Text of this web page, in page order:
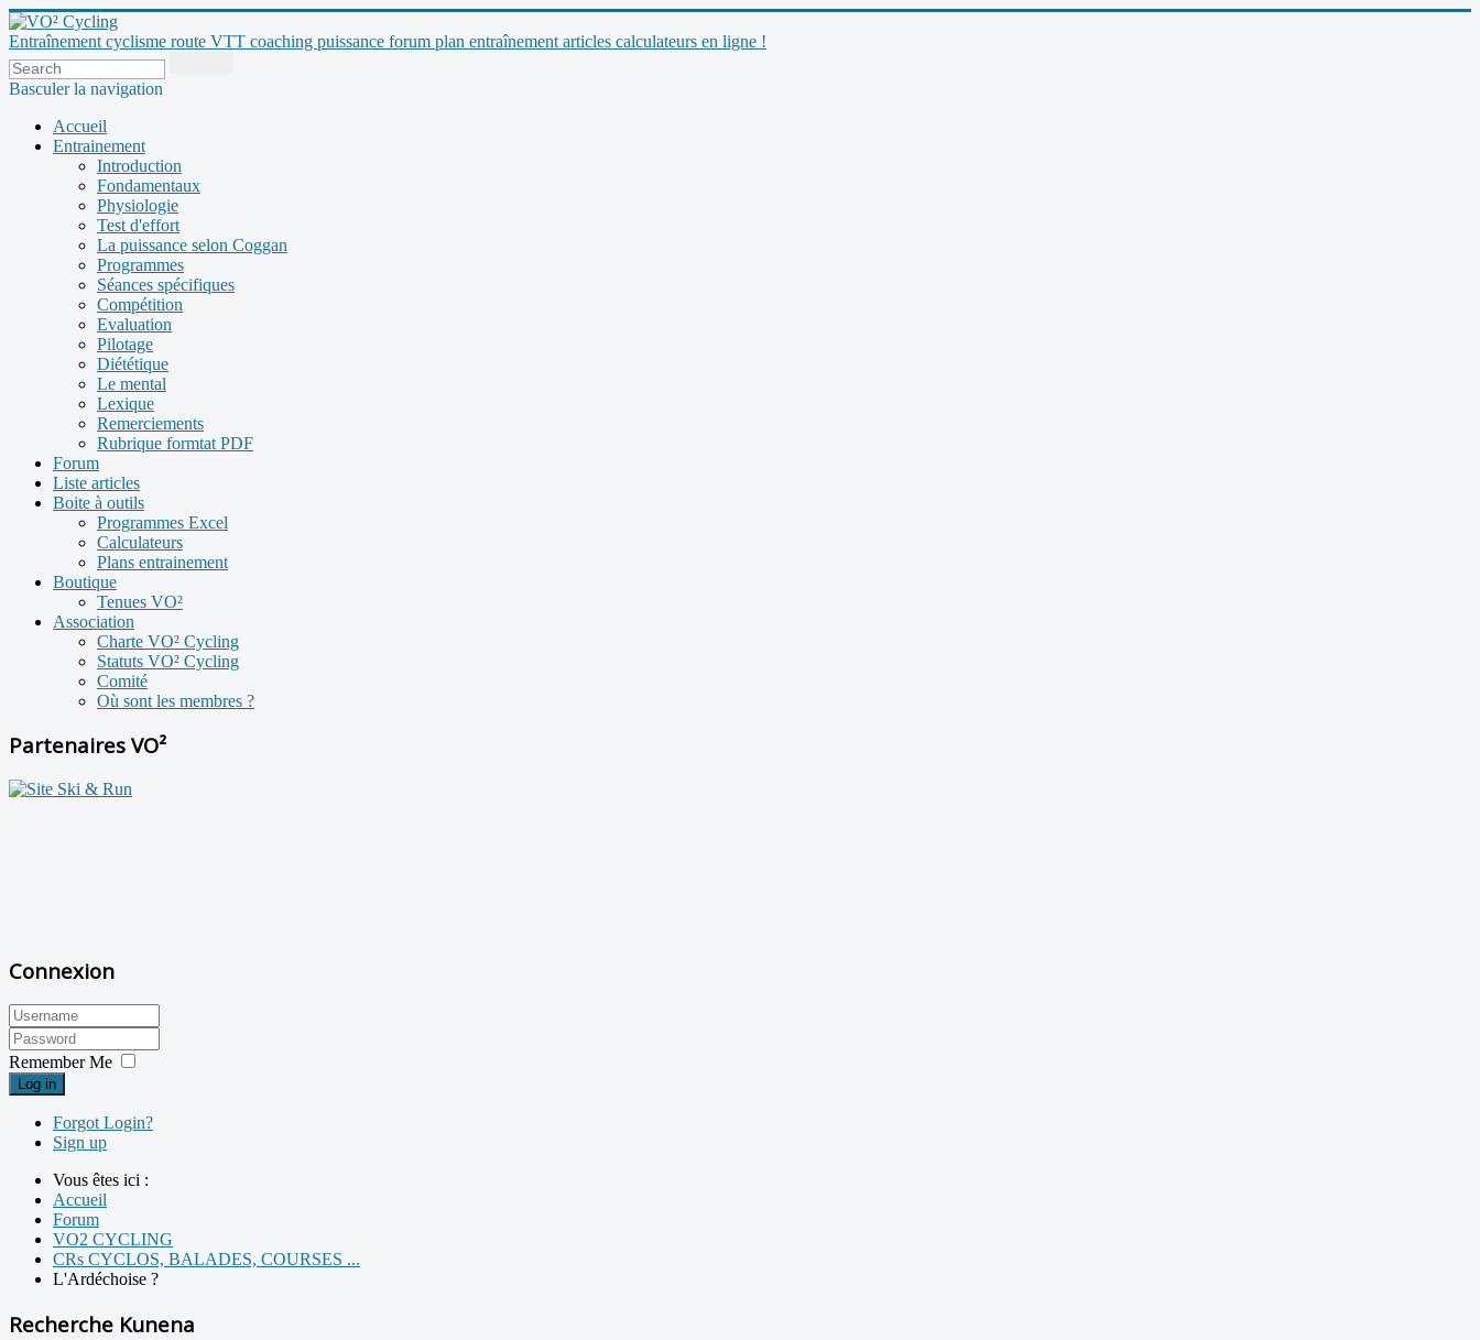
Entraînement cyclisme route VTT coaching puissance forum plan entraînement articles calculateurs en ligne !
Basculer la navigation
Accueil
Entrainement
Introduction
Fondamentaux
Physiologie
Test d'effort
La puissance selon Coggan
Programmes
Séances spécifiques
Compétition
Evaluation
Pilotage
Diététique
Le mental
Lexique
Remerciements
Rubrique formtat PDF
Forum
Liste articles
Boite à outils
Programmes Excel
Calculateurs
Plans entrainement
Boutique
Tenues VO²
Association
Charte VO² Cycling
Statuts VO² Cycling
Comité
Où sont les membres ?
Partenaires VO²
Connexion
Remember Me
Log in
Forgot Login?
Sign up
Vous êtes ici :
Accueil
Forum
VO2 CYCLING
CRs CYCLOS, BALADES, COURSES ...
L'Ardéchoise ?
Recherche Kunena